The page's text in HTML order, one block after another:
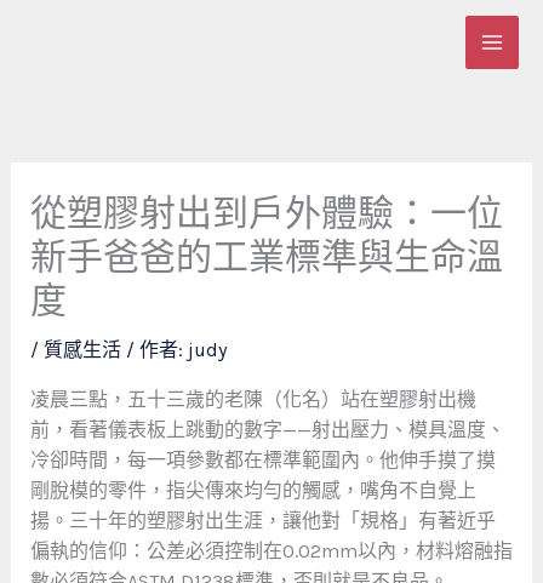
從塑膠射出到戶外體驗：一位
新手爸爸的工業標準與生命溫
度
/ 質感生活/ 作者: judy
凌晨三點，五十三歲的老陳（化名）站在塑膠射出機
前，看著儀表板上跳動的數字——射出壓力、模具溫度、
冷卻時間，每一項參數都在標準範圍內。他伸手摸了摸
剛脫模的零件，指尖傳來均勻的觸感，嘴角不自覺上
揚。三十年的塑膠射出生涯，讓他對「規格」有著近乎
偏執的信仰：公差必須控制在0.02mm以內，材料熔融指